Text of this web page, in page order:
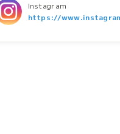
Instagram
https://